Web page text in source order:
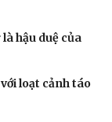
hậu duệ của
loạt cảnh táo